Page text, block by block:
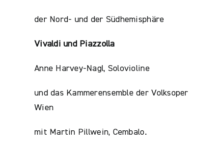
der Nord- und der Südhemisphäre
Vivaldi und Piazzolla
Anne Harvey-Nagl, Solovioline
und das Kammerensemble der Volksoper
Wien
mit Martin Pillwein, Cembalo.